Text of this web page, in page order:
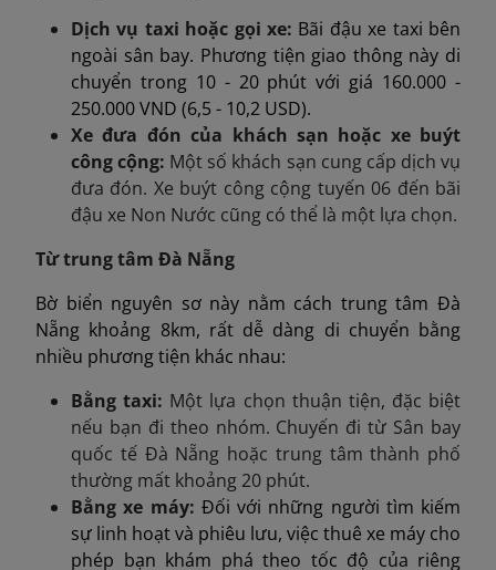
Dịch vụ taxi hoặc gọi xe: Bãi đậu xe taxi bên
ngoài sân bay. Phương tiện giao thông này di
chuyển trong 10 - 20 phút với giá 160.000 -
250.000 VND (6,5 - 10,2 USD).
Xe đưa đón của khách sạn hoặc xe buýt
công cộng: Một số khách sạn cung cấp dịch vụ
đưa đón. Xe buýt công cộng tuyến 06 đến bãi
đậu xe Non Nước cũng có thể là một lựa chọn.
Từ trung tâm Đà Nẵng
Bờ biển nguyên sơ này nằm cách trung tâm Đà
Nẵng khoảng 8km, rất dễ dàng di chuyển bằng
nhiều phương tiện khác nhau:
Bằng taxi: Một lựa chọn thuận tiện, đặc biệt
nếu bạn đi theo nhóm. Chuyến đi từ Sân bay
quốc tế Đà Nẵng hoặc trung tâm thành phố
thường mất khoảng 20 phút.
Bằng xe máy: Đối với những người tìm kiếm
sự linh hoạt và phiêu lưu, việc thuê xe máy cho
phép bạn khám phá theo tốc độ của riêng